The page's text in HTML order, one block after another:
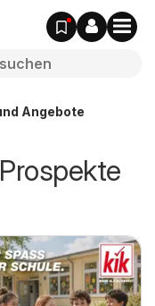
Angebote